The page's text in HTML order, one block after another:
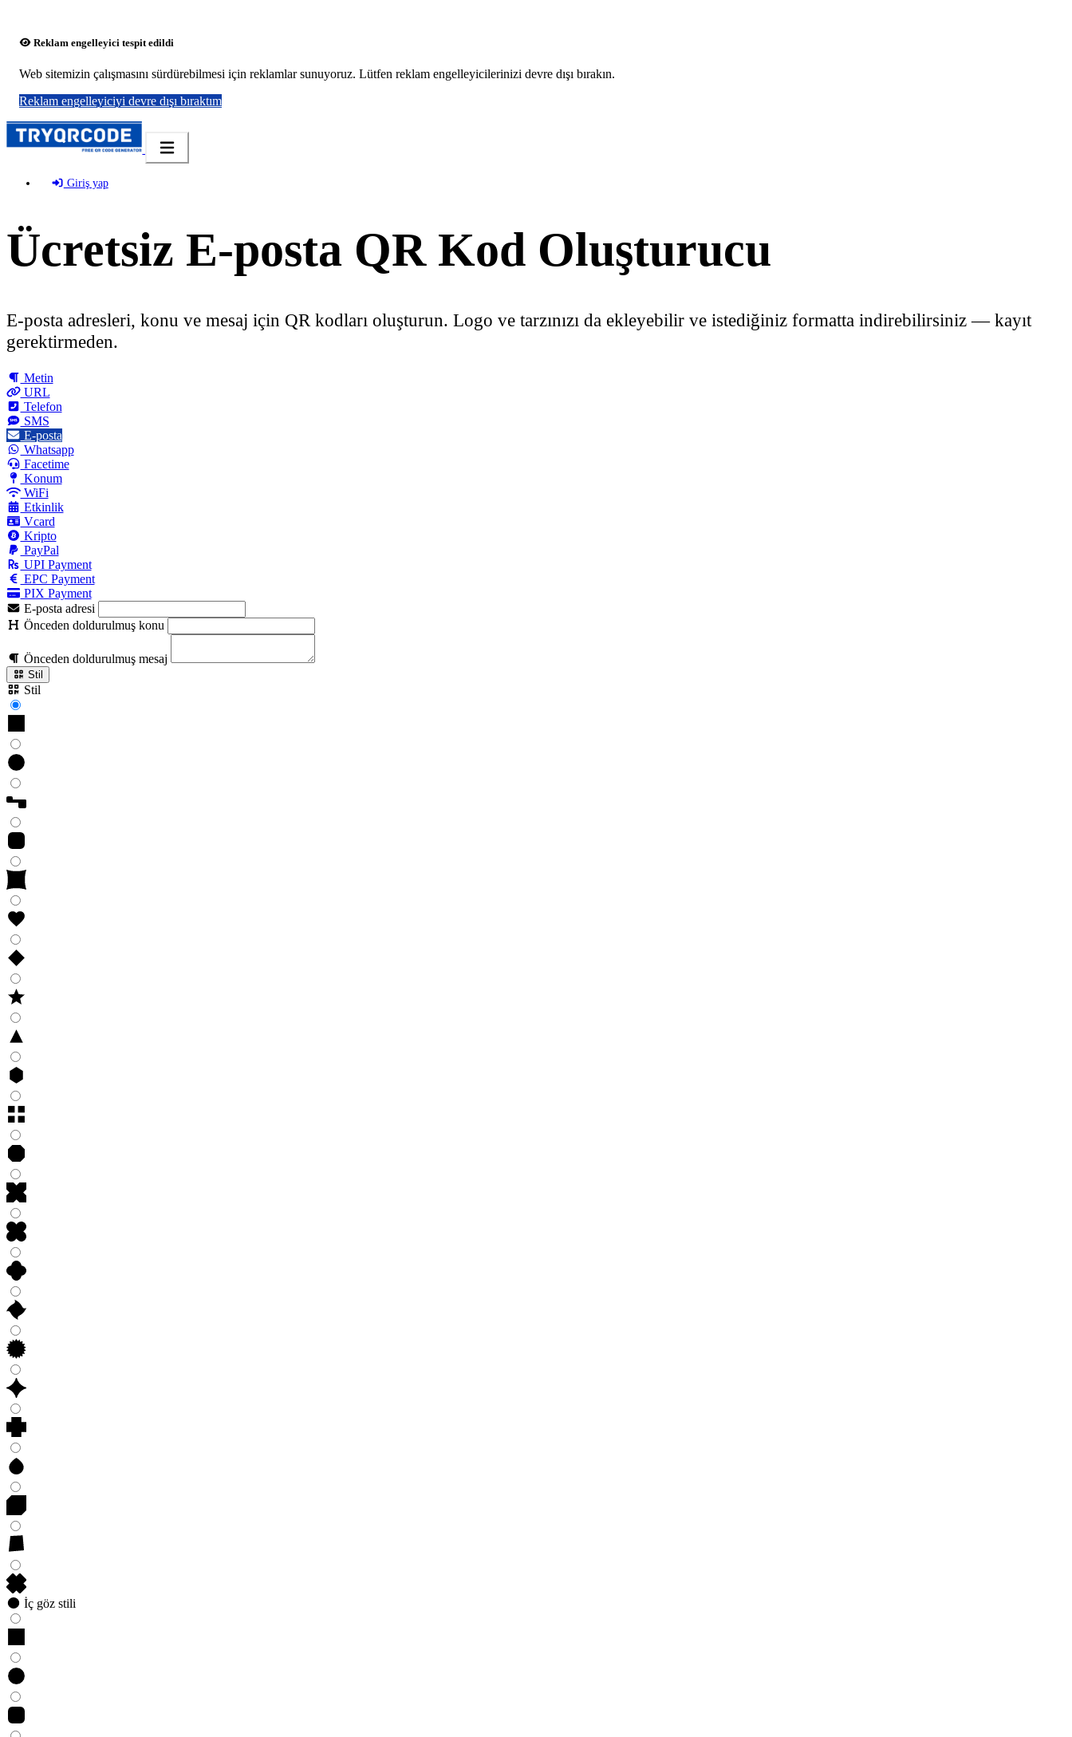
Reklam engelleyici tespit edildi
Web sitemizin çalışmasını sürdürebilmesi için reklamlar sunuyoruz. Lütfen reklam engelleyicilerinizi devre dışı bırakın.
Reklam engelleyiciyi devre dışı bıraktım
Giriş yap
Ücretsiz E-posta QR Kod Oluşturucu
E-posta adresleri, konu ve mesaj için QR kodları oluşturun. Logo ve tarzınızı da ekleyebilir ve istediğiniz formatta indirebilirsiniz — kayıt
gerektirmeden.
Metin
URL
Telefon
SMS
E-posta
Whatsapp
Facetime
Konum
WiFi
Etkinlik
Vcard
Kripto
PayPal
UPI Payment
EPC Payment
PIX Payment
E-posta adresi
Önceden doldurulmuş konu
Önceden doldurulmuş mesaj
Stil
Stil
İç göz stili